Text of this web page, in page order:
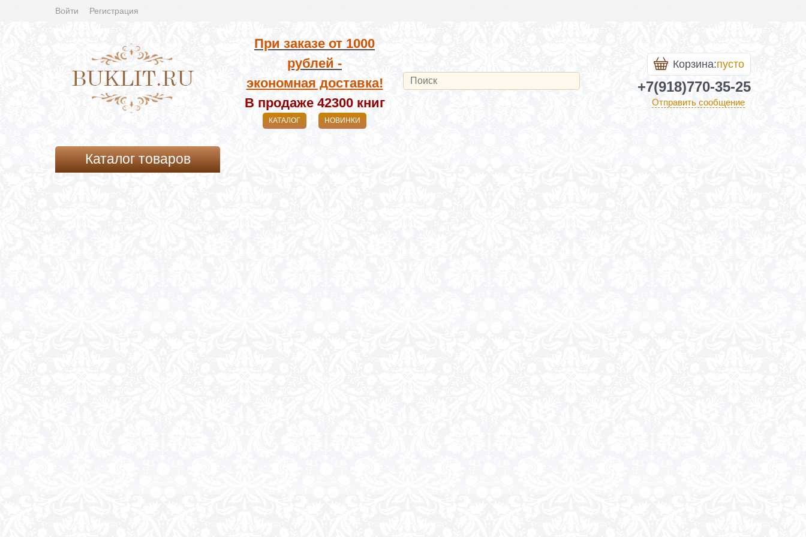
Войти Регистрация
При заказе от 1000
рублей -
экономная доставка!
В продаже 42300 книг
КАТАЛОГ НОВИНКИ
Корзина:пусто
+7(918)770-35-25
Отправить сообщение
Каталог товаров